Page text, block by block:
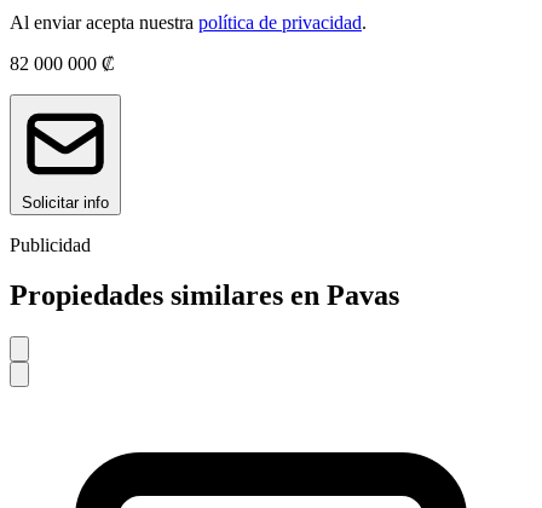
Al enviar acepta nuestra política de privacidad.
82 000 000 ₡
Solicitar info
Publicidad
Propiedades similares en Pavas